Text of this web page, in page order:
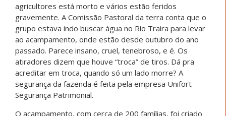
agricultores está morto e vários estão feridos
gravemente. A Comissão Pastoral da terra conta que o
grupo estava indo buscar água no Rio Traira para levar
ao acampamento, onde estão desde outubro do ano
passado. Parece insano, cruel, tenebroso, e é. Os
atiradores dizem que houve “troca” de tiros. Dá pra
acreditar em troca, quando só um lado morre? A
segurança da fazenda é feita pela empresa Unifort
Segurança Patrimonial.
O acampamento, com cerca de 200 famílias, foi criado